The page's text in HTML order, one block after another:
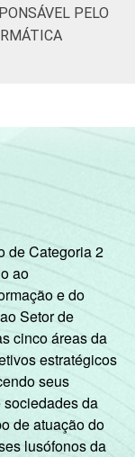
PELO
de Categoria 2
ao
e do
Setor de
cinco áreas da
estratégicos
seus
sociedades da
de atuação do
lusófonos da